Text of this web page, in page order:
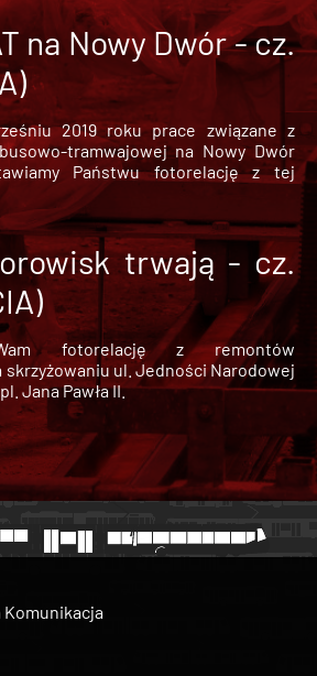
na Nowy Dwór - cz.
2019 roku prace związane z
tramwajowej na Nowy Dwór
Państwu fotorelację z tej
trwają - cz.
fotorelację z remontów
ul. Jedności Narodowej
Jana Pawła II.
Komunikacja